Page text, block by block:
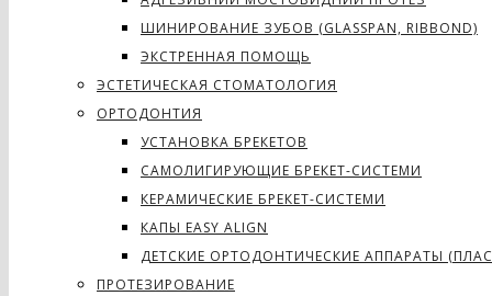
ШИНИРОВАНИЕ ЗУБОВ (GLASSPAN, RIBBOND)
ЭКСТРЕННАЯ ПОМОЩЬ
ЭСТЕТИЧЕСКАЯ СТОМАТОЛОГИЯ
ОРТОДОНТИЯ
УСТАНОВКА БРЕКЕТОВ
САМОЛИГИРУЮЩИЕ БРЕКЕТ-СИСТЕМИ
КЕРАМИЧЕСКИЕ БРЕКЕТ-СИСТЕМИ
КАПЫ EASY ALIGN
ДЕТСКИЕ ОРТОДОНТИЧЕСКИЕ АППАРАТЫ
ПРОТЕЗИРОВАНИЕ